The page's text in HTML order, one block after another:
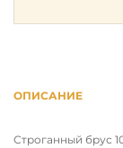
ОПИСАНИЕ
Строганный брус